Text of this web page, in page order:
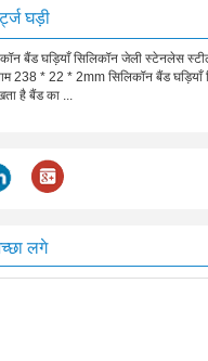
घड़ी
बैंड घड़ियाँ सिलिकॉन जेली स्टेनलेस
238 * 22 * 2mm सिलिकॉन बैंड
है बैंड का ...
लगे